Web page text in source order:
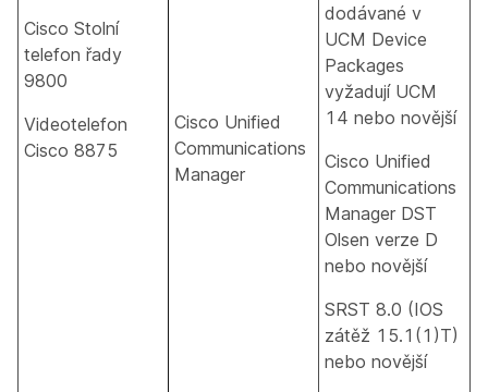
Cisco Stolní
telefon řady
9800
Videotelefon
Cisco 8875
Cisco Unified
Communications
Manager
dodávané v
UCM Device
Packages
vyžadují UCM
14 nebo novější
Cisco Unified
Communications
Manager DST
Olsen verze D
nebo novější
SRST 8.0 (IOS
zátěž 15.1(1)T)
nebo novější